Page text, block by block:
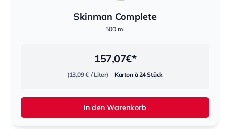
Skinman Complete
500 ml
157,07€*
(13,09 € / Liter) Karton à 24 Stück
In den Warenkorb